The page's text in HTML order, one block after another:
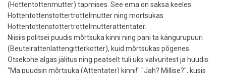
(Hottentottenmutter) tapmises. See ema on saksa keeles
Hottentottenstottertrottelmutter ning mortsukas
Hottentottenstottertrottelmutterattentater.
Niisiis politsei puudis mõrtsuka kinni ning pani ta kängurupuuri
(Beutelrattenlattengitterkotter), kuid mõrtsukas põgenes.
Otsekohe algas jälitus ning peatselt tuli uks valvuritest ja huudis:
"Ma puudsin mõrtsuka (Attentater) kinni!" "Jah? Millise?", kusis